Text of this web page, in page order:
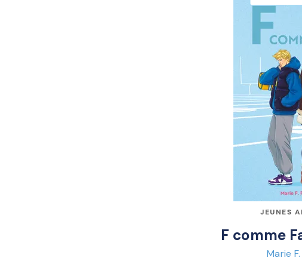
JEUNES
F comme
Marie